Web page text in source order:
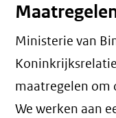
Ministerie van
maatregelen om
We werken aan